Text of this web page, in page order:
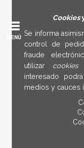
Cookies
Se informa
control de
fraude
utilizar cookies
interesado
medios y cauces
MENÚ